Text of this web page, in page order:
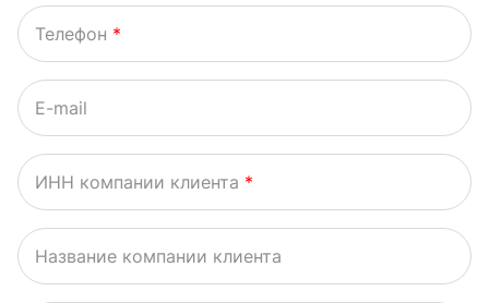
Телефон *
E-mail
ИНН компании клиента *
Название компании клиента